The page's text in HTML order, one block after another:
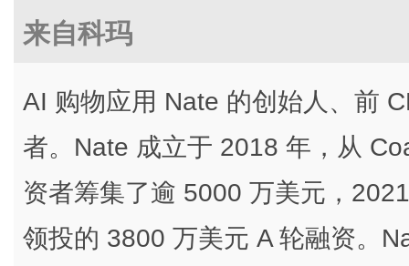
来自科玛
AI 购物应用 Nate 的创始人、前
者。Nate 成立于 2018 年，从
资者筹集了逾 5000 万美元，
领投的 3800 万美元 A 轮融资。